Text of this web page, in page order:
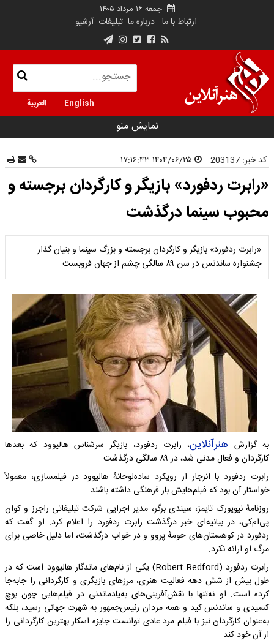
جمعه ۱۶ مرداد ۱۴۰۵
ارتباط با ما درباره ما تبلیغات آرشیو
English العربية
نمایش منو
کد خبر: 203137
«رابرت ردفورد» بازیگر و کارگردان برجسته و
محبوب سینما درگذشت
«رابرت ردفورد» بازیگر و کارگردان برجسته و بزرگ سینما و بنیان گذار
جشنواره ساندنس در سن ۸۹ سالگی چشم از جهان فروبست.
به گزارش هنرآنلاین، رابرت ردفورد، بازیگر سرشناس هالیوود که بعدها
کارگردان و فعال مدنی شد، در ۸۹ سالگی درگذشت.
رابرت ردفورد با انزجار از رویکرد ساده‌لوحانهٔ هالیوود در فیلمسازی، معمولاً
خواستار آن بود که فیلم‌هایش بار فرهنگی داشته باشند
روزنامهٔ نیویورک تایمز، سیندی برگر، مدیر اجرایی شرکت تبلیغاتی راجرز و کوان
پی‌ام‌کی، در بیانیه‌ای خبر درگذشت رابرت ردفورد را اعلام کرد. او گفت که
ردفورد در کوهستان‌های حومهٔ پروو و در خواب درگذشت، اما دلیل خاصی برای
مرگ او ارائه نکرد.
رابرت ردفورد (Robert Redford) یکی از نام‌های ماندگار هالیوود است که در
طول بیش از شش دهه فعالیت هنری، مرزهای بازیگری و کارگردانی را جابه‌جا
کرده است. او نه‌تنها با نقش‌آفرینی‌های به‌یادماندنی در فیلم‌هایی چون بوچ
کسیدی و ساندنس کید و همه مردان رئیس‌جمهور به شهرت جهانی رسید، بلکه
به‌عنوان کارگردان نیز با فیلم مرد عادی توانست جایزه اسکار بهترین کارگردانی را
از آن خود کند.